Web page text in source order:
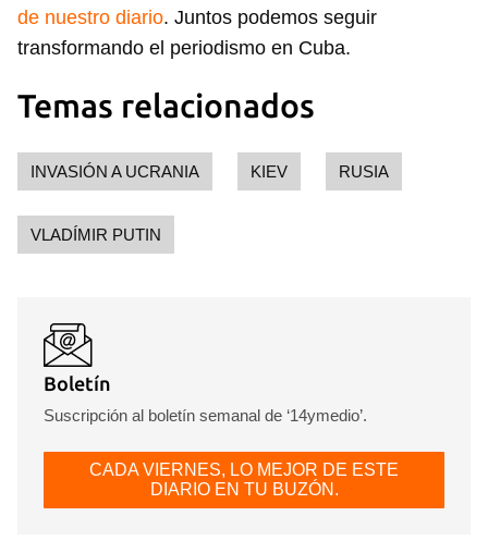
de nuestro diario. Juntos podemos seguir
transformando el periodismo en Cuba.
Temas relacionados
INVASIÓN A UCRANIA KIEV RUSIA
VLADÍMIR PUTIN
Boletín
Suscripción al boletín semanal de ‘14ymedio’.
CADA VIERNES, LO MEJOR DE ESTE
DIARIO EN TU BUZÓN.